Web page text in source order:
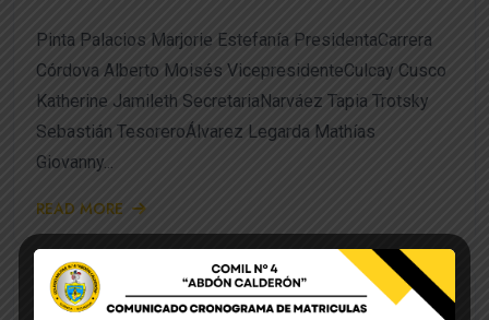
Pinta Palacios Marjorie Estefanía PresidentaCarrera
Córdova Alberto Moisés VicepresidenteCulcay Cusco
Katherine Jamileth SecretariaNarváez Tapia Trotsky
Sebastián TesoreroÁlvarez Legarda Mathías
Giovanny...
READ MORE